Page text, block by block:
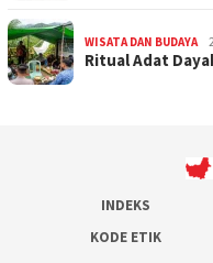
WISATA DAN BUDAYA
Ritual Adat
INDEKS
KODE ETIK